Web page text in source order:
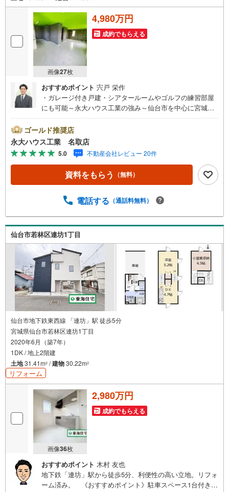
画像27枚
4,980万円
成約でもらえる
おすすめポイント 宍戸 栄作
・ガレージ付き戸建・シアタールームやゴルフの練習部屋
にも可能～永大ハウス工業の強み～仙台市を中心に宮城県
に分けてご紹介！1.＜豊富な不動産知識＞戸建・マンショ
ン・土地…と種別を問わず不動産を取り扱っております。
さらに教育施設や商業施設、子育て環境や行政などの地域
情報を総合し、お客様により良い物件選びをしていただけ
るよう、しっかりとサポートさせていただきます。2.＜経
験豊富なスタッフ＞当社では【購入】【売却】【引っ越
ろん、ご購入時に気になる住宅ローンや各種税金について
ズスペースも完備！お子様連れのご家族皆様で、ぜひお越
しください。営業時間:10:00～18:00（定休日:火・水曜日
※店舗により変動あり）現地のご案内も可能ですので、どう
ぞお気軽にお問い合わせください！
ゴールド推奨店
永大ハウス工業 名取店
5.0 不動産会社レビュー 20件
資料をもらう （無料）
電話する （通話料無料）
仙台市若林区連坊1丁目
仙台市地下鉄東西線 「連坊」駅 徒歩5分
宮城県仙台市若林区連坊1丁目
2020年6月（築7年）
1DK / 地上2階建
土地31.41m2 /建物30.22m2
リフォーム
画像36枚
2,980万円
成約でもらえる
おすすめポイント 木村 友也
地下鉄「連坊」駅から徒歩5分、利便性の高い立地。リフォ
ーム済み。 《おすすめポイント》駐車スペース1台付き、